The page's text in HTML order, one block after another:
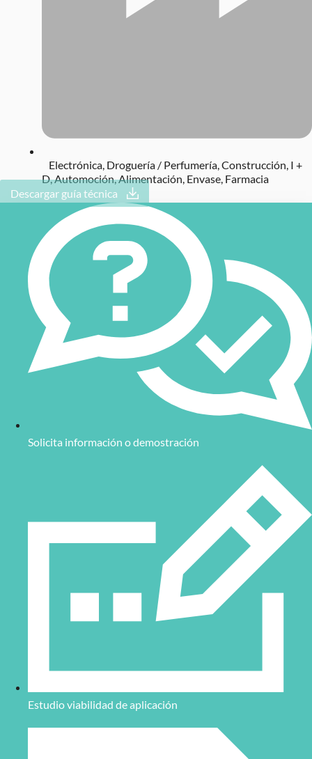
Electrónica Droguería / Perfumería Construcción I +
D,Automoción,Alimentación Envase Farmacia
Descargar guía técnica
Solicita información o demostración
Estudio viabilidad de aplicación